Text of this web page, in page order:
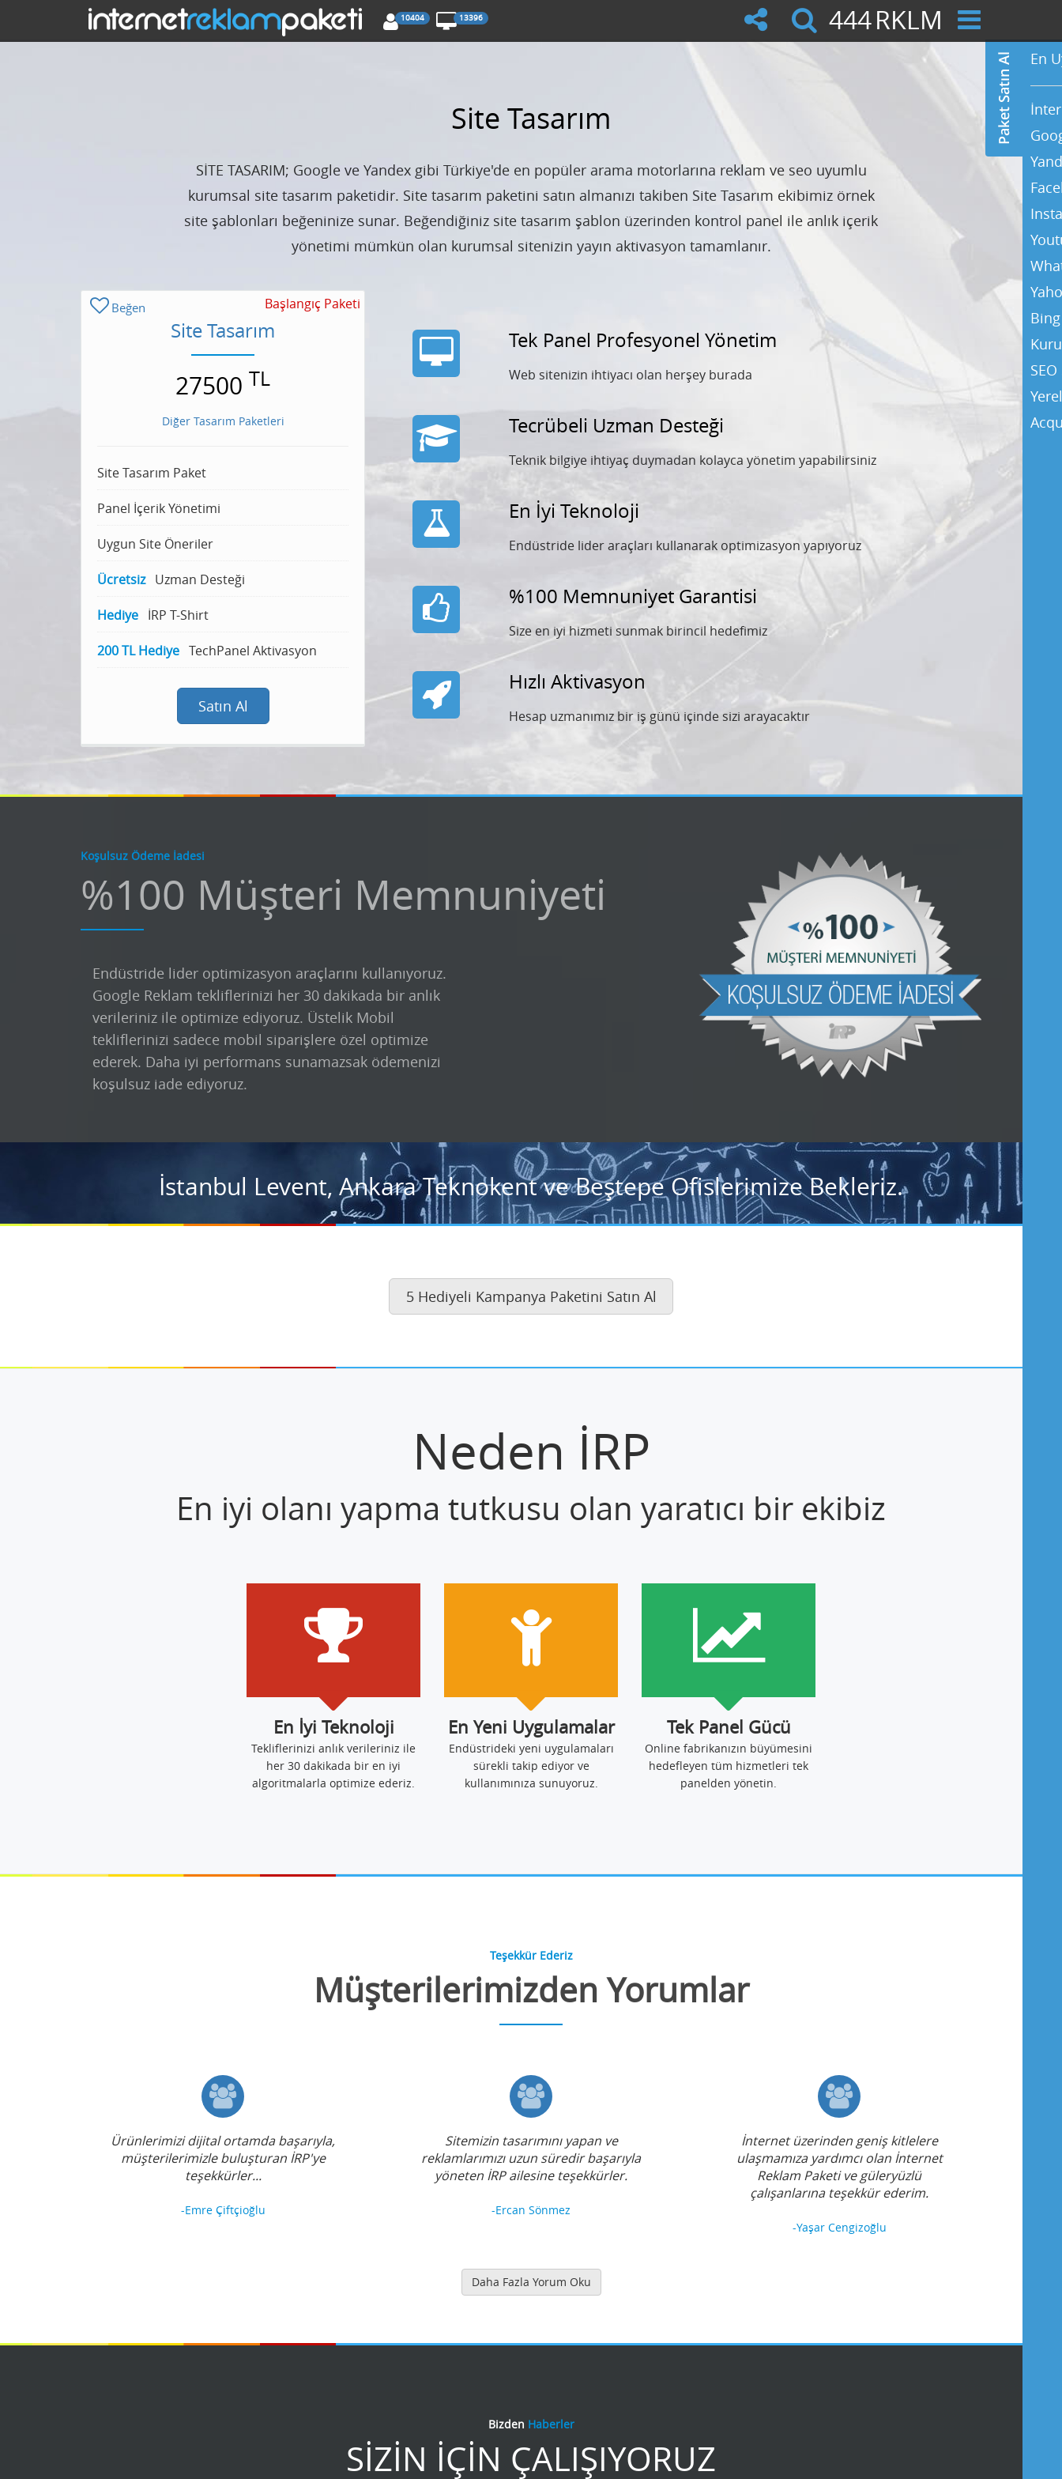
10404 13396 444RKLM
Site Tasarım
SİTE TASARIM; Google ve Yandex gibi Türkiye'de en popüler arama motorlarına reklam ve seo uyumlu
kurumsal site tasarım paketidir. Site tasarım paketini satın almanızı takiben Site Tasarım ekibimiz örnek
site şablonları beğeninize sunar. Beğendiğiniz site tasarım şablon üzerinden kontrol panel ile anlık içerik
yönetimi mümkün olan kurumsal sitenizin yayın aktivasyon tamamlanır.
Beğen Başlangıç Paketi
Site Tasarım
27500 TL
Diğer Tasarım Paketleri
Site Tasarım Paket
Panel İçerik Yönetimi
Uygun Site Öneriler
Ücretsiz Uzman Desteği
Hediye İRP T-Shirt
200 TL Hediye TechPanel Aktivasyon
Satın Al
Tek Panel Profesyonel Yönetim
Web sitenizin ihtiyacı olan herşey burada
Tecrübeli Uzman Desteği
Teknik bilgiye ihtiyaç duymadan kolayca yönetim yapabilirsiniz
En İyi Teknoloji
Endüstride lider araçları kullanarak optimizasyon yapıyoruz
%100 Memnuniyet Garantisi
Size en iyi hizmeti sunmak birincil hedefimiz
Hızlı Aktivasyon
Hesap uzmanımız bir iş günü içinde sizi arayacaktır
Koşulsuz Ödeme İadesi
%100 Müşteri Memnuniyeti
Endüstride lider optimizasyon araçlarını kullanıyoruz.
Google Reklam tekliflerinizi her 30 dakikada bir anlık
verileriniz ile optimize ediyoruz. Üstelik Mobil
tekliflerinizi sadece mobil siparişlere özel optimize
ederek. Daha iyi performans sunamazsak ödemenizi
koşulsuz iade ediyoruz.
İstanbul Levent, Ankara Teknokent ve Beştepe Ofislerimize Bekleriz.
5 Hediyeli Kampanya Paketini Satın Al
Neden İRP
En iyi olanı yapma tutkusu olan yaratıcı bir ekibiz
En İyi Teknoloji
Tekliflerinizi anlık verileriniz ile
her 30 dakikada bir en iyi
algoritmalarla optimize ederiz.
En Yeni Uygulamalar
Endüstrideki yeni uygulamaları
sürekli takip ediyor ve
kullanımınıza sunuyoruz.
Tek Panel Gücü
Online fabrikanızın büyümesini
hedefleyen tüm hizmetleri tek
panelden yönetin.
Teşekkür Ederiz
Müşterilerimizden Yorumlar
Ürünlerimizi dijital ortamda başarıyla,
müşterilerimizle buluşturan İRP'ye
teşekkürler...
-Emre Çiftçioğlu
Sitemizin tasarımını yapan ve
reklamlarımızı uzun süredir başarıyla
yöneten İRP ailesine teşekkürler.
-Ercan Sönmez
İnternet üzerinden geniş kitlelere
ulaşmamıza yardımcı olan İnternet
Reklam Paketi ve güleryüzlü
çalışanlarına teşekkür ederim.
-Yaşar Cengizoğlu
Daha Fazla Yorum Oku
Bizden Haberler
SİZİN İÇİN ÇALIŞIYORUZ
En